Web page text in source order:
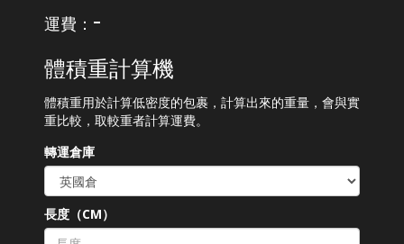
運費： -
體積重計算機
體積重用於計算低密度的包裹，計算出來的重量，會與實
重比較，取較重者計算運費。
轉運倉庫
長度（CM）